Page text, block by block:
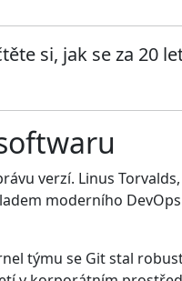
si, jak se za 20
verzí. Linus
moderního
týmu se Git stal